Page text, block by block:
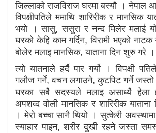
जिल्लाको राजविराज घरमा बस्यौ । नेपाल
विपक्षीपतिले ममाथि शारिरीक र मानसिक
भयो । सासु, ससुरा र नन्द मिलेर मलाई
घरको केहि काम गर्दिन, विरामी भएको
बोलेर मलाइ मानसिक, याताना दिन शुरु गरे ।
त्यो यातनाले हर्दै पार गर्यो । विपक्षी
गलौज गर्ने, वचन लगाउने, कुटपिट गर्ने जस्तो
घरका सबै सदस्यले मलाइ असाध्यै हेला
अपशव्द वोली मानसिक र शारिरीक याताना
। मेरो बच्चा सानै थियो । सुत्केरी
स्याहार पाइन, शरीर दुखी रहने जस्ता